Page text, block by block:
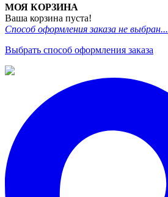
МОЯ КОРЗИНА
Ваша корзина пуста!
Способ оформления заказа не выбран...
Выбрать способ оформления заказа